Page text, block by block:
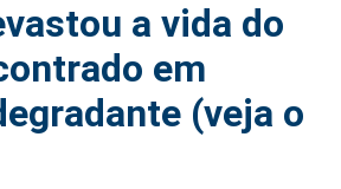
a vida do
em
(veja o